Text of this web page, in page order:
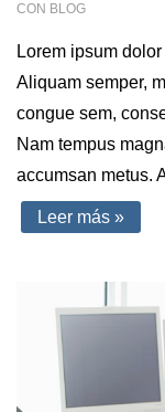
CON BLOG
Lorem ipsum
Aliquam semper,
congue sem,
Nam tempus
accumsan metus.
My
WordPress
Post
Leer más »